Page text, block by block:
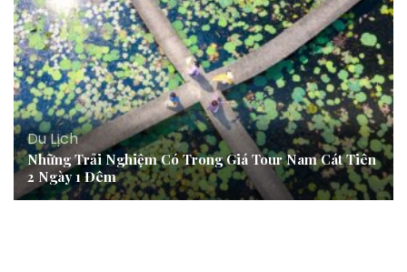
Du Lịch
Những Trải Nghiệm Có Trong Giá Tour Nam Cát Tiên
2 Ngày 1 Đêm